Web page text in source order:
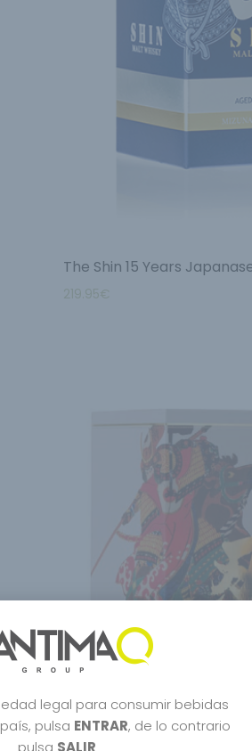
The Shin 15 Years
219.95€
legal para consumir bebidas
pulsa ENTRAR, de lo contrario
pulsa SALIR